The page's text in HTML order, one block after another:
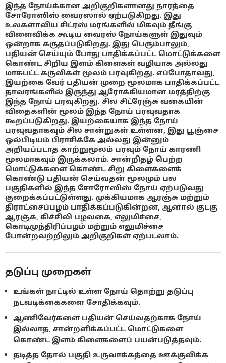
இந்த நோய்க்கான அறிகுறிகளானது நாரத்தை
சோரோஸிஸ் வைரஸால் ஏற்படுகிறது. இது
உலகளாவிய சிட்ரஸ் மரங்களில் மிகவும் தீங்கு
விளைவிக்க கூடிய வைரஸ் நோய்களுள் இதுவும்
ஒன்றாக கருதப்படுகிறது. இது பெரும்பாலும்,
பதியன் செய்யும் போது பாதிக்கப்பட்ட மொட்டுக்களை
கொண்ட சிறிய இளம் கிளைகள் வழியாக அல்லது
மாசுபட்ட கருவிகள் மூலம் பரவுகிறது. எப்போதாவது,
இயற்கை வேர் பதியன் முறை மூலமாக பாதிக்கப்பட்ட
தாவரங்களில் இருந்து ஆரோக்கியமான மரத்திற்கு
இந்த நோய் பரவுகிறது. சில சிட்ரேஞ்சு வகையின்
விதைகளின் மூலம் இந்த நோய் பரவுவதாக
கூறப்படுகிறது. இயற்கையாக இந்த நோய்
பரவுவதாகவும் சில சான்றுகள் உள்ளன, இது பூஞ்சை
ஒல்பிடியம் பிராசிக்கே அல்லது இன்னும்
அறியப்படாத காற்றுமூலம் பரவும் நோய் காரணி
மூலமாகவும் இருக்கலாம். சான்றிதழ் பெற்ற
மொட்டுக்களை கொண்ட சிறு கிளைகளைக்
கொண்டு பதியன் செய்வதன் மூலமும் பல
பகுதிகளில் இந்த சோரோஸிஸ் நோய் ஏற்படுவது
குறைக்கப்பட்டுள்ளது. முக்கியமாக ஆரஞ்சு மற்றும்
திராட்சைப்பழம் பாதிக்கப்படுகின்றன, ஆனால் குடகு
ஆரஞ்சு, கிச்சிலி பழவகை, எலுமிச்சை,
கொடிமுந்திரிப்பழம் மற்றும் எலுமிச்சை
போன்றவற்றிலும் அறிகுறிகள் ஏற்படலாம்.
தடுப்பு முறைகள்
உங்கள் நாட்டில் உள்ள நோய் தொற்று தடுப்பு
நடவடிக்கைகளை சோதிக்கவும்.
ஆணிவேர்களை பதியன் செய்வதற்காக நோய்
இல்லாத, சான்றளிக்கப்பட்ட மொட்டுகளை
கொண்ட இளம் கிளைகளைப் பயன்படுத்தவும்.
தடித்த தோல் பகுதி உருவாக்கத்தை ஊக்குவிக்க